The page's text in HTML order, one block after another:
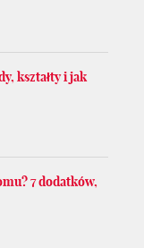
kształty i jak
7 dodatków,